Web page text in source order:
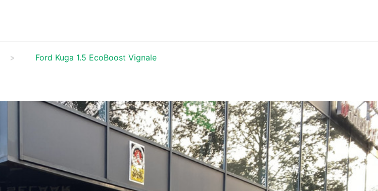
> Ford Kuga 1.5 EcoBoost Vignale